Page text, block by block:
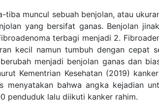
muncul sebuah benjolan, atau
yang bersifat ganas. Benjolan
terbagi menjadi 2.
kecil namun tumbuh dengan cepat
menjadi benjolan ganas dan
Kementrian Kesehatan (2019)
bahwa angka kejadian
penduduk lalu diikuti kanker rahim.